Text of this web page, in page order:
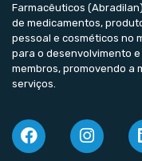
Farmacêuticos
de medicamentos,
pessoal e cosméticos no
para o desenvolvimento
membros, promovendo a
serviços.